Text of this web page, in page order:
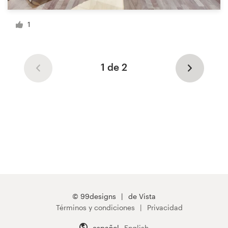
1
1 de 2
© 99designs
de Vista
Términos y condiciones
Privacidad